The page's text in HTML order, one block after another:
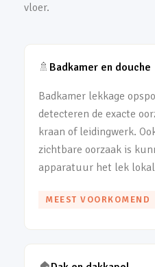
vloer.
🚿 Badkamer en douche
Badkamer lekkage
detecteren de exacte
kraan of leidingwerk.
zichtbare oorzaak is
apparatuur het lek
MEEST VOORKOMEND